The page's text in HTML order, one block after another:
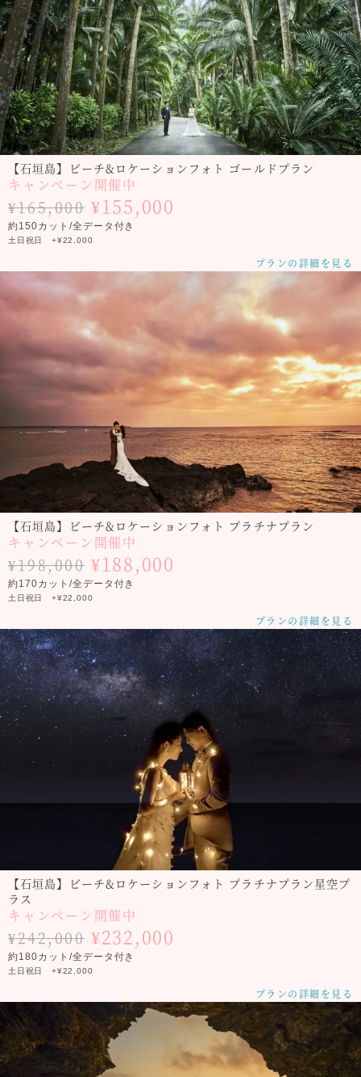
【石垣島】ビーチ&ロケーションフォト ゴールドプラン
キャンペーン開催中
¥165,000 ¥155,000
約150カット/全データ付き
土日祝日 +¥22,000
プランの詳細を見る
【石垣島】ビーチ&ロケーションフォト プラチナプラン
キャンペーン開催中
¥198,000 ¥188,000
約170カット/全データ付き
土日祝日 +¥22,000
プランの詳細を見る
【石垣島】ビーチ&ロケーションフォト プラチナプラン星空プ
ラス
キャンペーン開催中
¥242,000 ¥232,000
約180カット/全データ付き
土日祝日 +¥22,000
プランの詳細を見る